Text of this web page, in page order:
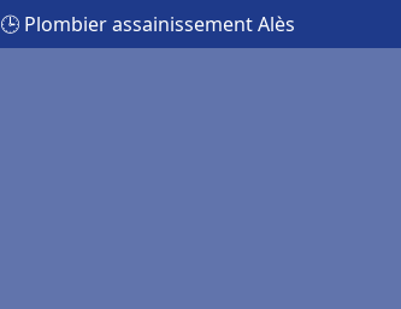
🕒 Plombier assainissement Alès